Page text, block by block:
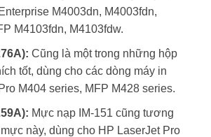
M4003dn, M4003fdn,
M4103fdn, M4103fdw.
Cũng là một trong những hộp
tốt, dùng cho các dòng máy in
M404 series, MFP M428 series.
Mực nạp IM-151 cũng tương
này, dùng cho HP LaserJet Pro